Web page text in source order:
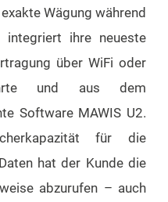
Wägung während
integriert ihre neueste
über WiFi oder
und aus dem
Software MAWIS U2.
für die
hat der Kunde die
abzurufen – auch